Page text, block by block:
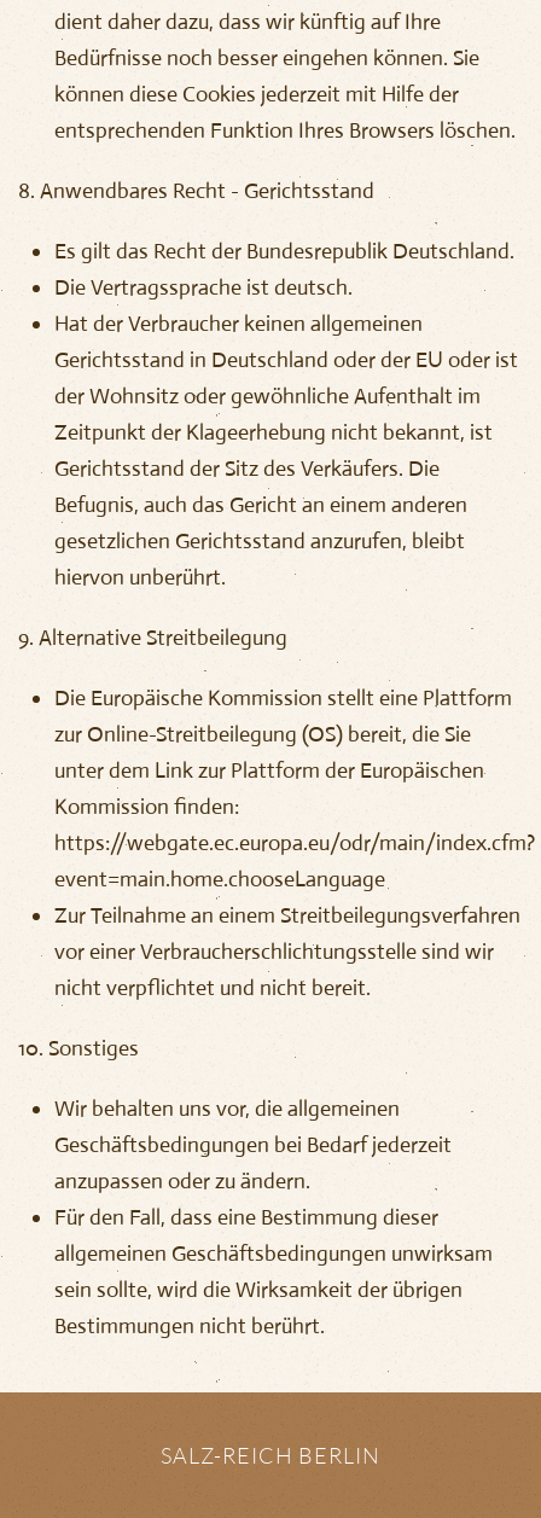
dient daher dazu, dass wir künftig auf Ihre
Bedürfnisse noch besser eingehen können. Sie
können diese Cookies jederzeit mit Hilfe der
entsprechenden Funktion Ihres Browsers löschen.
8. Anwendbares Recht - Gerichtsstand
Es gilt das Recht der Bundesrepublik Deutschland.
Die Vertragssprache ist deutsch.
Hat der Verbraucher keinen allgemeinen
Gerichtsstand in Deutschland oder der EU oder ist
der Wohnsitz oder gewöhnliche Aufenthalt im
Zeitpunkt der Klageerhebung nicht bekannt, ist
Gerichtsstand der Sitz des Verkäufers. Die
Befugnis, auch das Gericht an einem anderen
gesetzlichen Gerichtsstand anzurufen, bleibt
hiervon unberührt.
9. Alternative Streitbeilegung
Die Europäische Kommission stellt eine Plattform
zur Online-Streitbeilegung (OS) bereit, die Sie
unter dem Link zur Plattform der Europäischen
Kommission finden:
https://webgate.ec.europa.eu/odr/main/index.cfm?
event=main.home.chooseLanguage
Zur Teilnahme an einem Streitbeilegungsverfahren
vor einer Verbraucherschlichtungsstelle sind wir
nicht verpflichtet und nicht bereit.
10. Sonstiges
Wir behalten uns vor, die allgemeinen
Geschäftsbedingungen bei Bedarf jederzeit
anzupassen oder zu ändern.
Für den Fall, dass eine Bestimmung dieser
allgemeinen Geschäftsbedingungen unwirksam
sein sollte, wird die Wirksamkeit der übrigen
Bestimmungen nicht berührt.
SALZ-REICH BERLIN